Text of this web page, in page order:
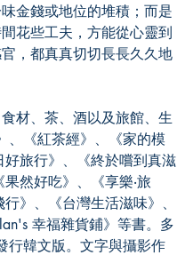
金錢或地位的堆積；而是
花些工夫，方能從心靈到
，都真真切切長長久久地
材、茶、酒以及旅館、生
、《紅茶經》、《家的模
旅行》、《終於嚐到真滋
然好吃》、《享樂‧旅
》、《台灣生活滋味》、
幸福雜貨鋪》等書。多
行韓文版。文字與攝影作